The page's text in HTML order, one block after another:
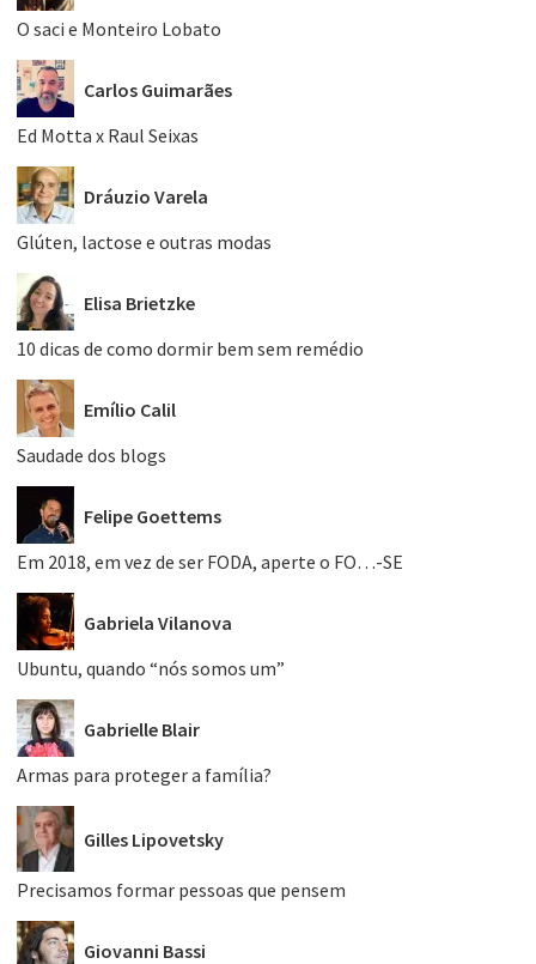
O saci e Monteiro Lobato
Carlos Guimarães
Ed Motta x Raul Seixas
Dráuzio Varela
Glúten, lactose e outras modas
Elisa Brietzke
10 dicas de como dormir bem sem remédio
Emílio Calil
Saudade dos blogs
Felipe Goettems
Em 2018, em vez de ser FODA, aperte o FO…-SE
Gabriela Vilanova
Ubuntu, quando “nós somos um”
Gabrielle Blair
Armas para proteger a família?
Gilles Lipovetsky
Precisamos formar pessoas que pensem
Giovanni Bassi